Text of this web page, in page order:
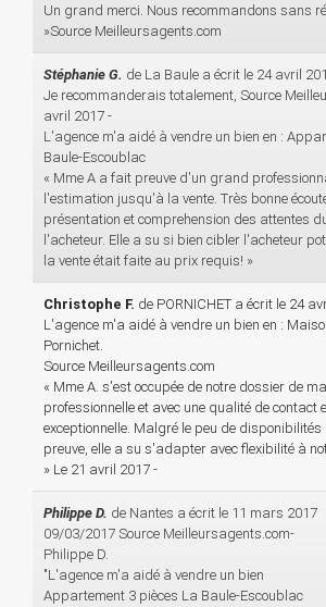
Un grand merci. Nous recommandons sans
»Source Meilleursagents.com
Stéphanie G. de La Baule a écrit le 24 avril
Je recommanderais totalement, Source
avril 2017 -
L'agence m'a aidé à vendre un bien en :
Baule-Escoublac
« Mme A a fait preuve d'un grand
l'estimation jusqu'à la vente. Très bonne
présentation et comprehension des attentes
l'acheteur. Elle a su si bien cibler l'acheteur
la vente était faite au prix requis! »
Christophe F. de PORNICHET a écrit le 24
L'agence m'a aidé à vendre un bien en :
Pornichet.
Source Meilleursagents.com
« Mme A. s'est occupée de notre dossier de
professionnelle et avec une qualité de contact
exceptionnelle. Malgré le peu de
preuve, elle a su s'adapter avec flexibilité à
» Le 21 avril 2017 -
Philippe D. de Nantes a écrit le 11 mars 2017
09/03/2017 Source Meilleursagents.com-
Philippe D.
"L'agence m'a aidé à vendre un bien
Appartement 3 pièces La Baule-Escoublac